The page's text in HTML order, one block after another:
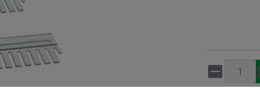
Artikel